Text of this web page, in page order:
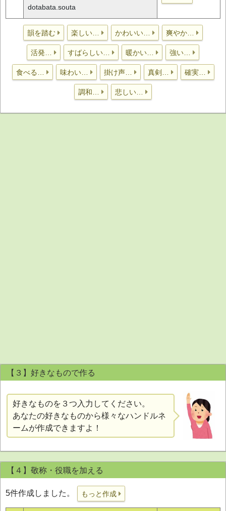
dotabata.souta
韻を踏む 楽しい… かわいい… 爽やか…
活発… すばらしい… 暖かい… 強い…
食べる… 味わい… 掛け声… 真剣… 確実…
調和… 悲しい…
【３】好きなもので作る
好きなものを３つ入力してください。
あなたの好きなものから様々なハンドルネ
ームが作成できますよ！
【４】敬称・役職を加える
5件作成しました。 もっと作成